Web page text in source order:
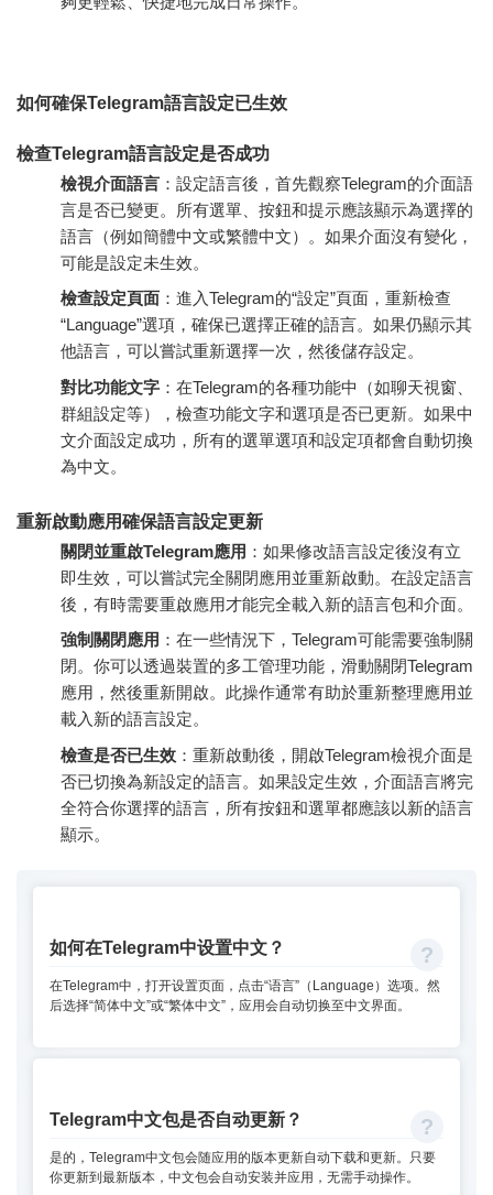
如何確保Telegram語言設定已生效
檢查Telegram語言設定是否成功
檢視介面語言 ：設定語言後，首先觀察Telegram的介面語
言是否已變更。所有選單、按鈕和提示應該顯示為選擇的
語言（例如簡體中文或繁體中文）。如果介面沒有變化，
可能是設定未生效。
檢查設定頁面 ：進入Telegram的“設定”頁面，重新檢查
“Language”選項，確保已選擇正確的語言。如果仍顯示其
他語言，可以嘗試重新選擇一次，然後儲存設定。
對比功能文字 ：在Telegram的各種功能中（如聊天視窗、
群組設定等），檢查功能文字和選項是否已更新。如果中
文介面設定成功，所有的選單選項和設定項都會自動切換
為中文。
重新啟動應用確保語言設定更新
關閉並重啟Telegram應用 ：如果修改語言設定後沒有立
即生效，可以嘗試完全關閉應用並重新啟動。在設定語言
後，有時需要重啟應用才能完全載入新的語言包和介面。
強制關閉應用 ：在一些情況下，Telegram可能需要強制關
閉。你可以透過裝置的多工管理功能，滑動關閉Telegram
應用，然後重新開啟。此操作通常有助於重新整理應用並
載入新的語言設定。
檢查是否已生效 ：重新啟動後，開啟Telegram檢視介面是
否已切換為新設定的語言。如果設定生效，介面語言將完
全符合你選擇的語言，所有按鈕和選單都應該以新的語言
顯示。
如何在Telegram中设置中文？
在Telegram中，打开设置页面，点击“语言”（Language）选项。然
后选择“简体中文”或“繁体中文”，应用会自动切换至中文界面。
Telegram中文包是否自动更新？
是的，Telegram中文包会随应用的版本更新自动下载和更新。只要
你更新到最新版本，中文包会自动安装并应用，无需手动操作。